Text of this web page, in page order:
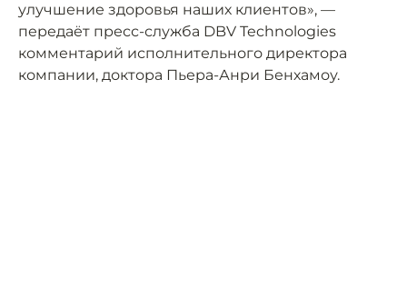
улучшение здоровья наших клиентов», —
передаёт пресс-служба DBV Technologies
комментарий исполнительного директора
компании, доктора Пьера-Анри Бенхамоу.